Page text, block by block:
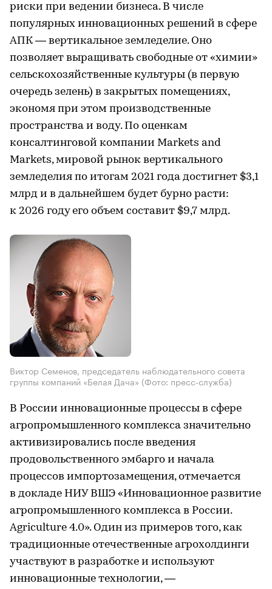
риски при ведении бизнеса. В числе
популярных инновационных решений в сфере
АПК — вертикальное земледелие. Оно
позволяет выращивать свободные от «химии»
сельскохозяйственные культуры (в первую
очередь зелень) в закрытых помещениях,
экономя при этом производственные
пространства и воду. По оценкам
консалтинговой компании Markets and
Markets, мировой рынок вертикального
земледелия по итогам 2021 года достигнет $3,1
млрд и в дальнейшем будет бурно расти:
к 2026 году его объем составит $9,7 млрд.
Виктор Семенов, председатель наблюдательного совета
группы компаний «Белая Дача» (Фото: пресс-служба)
В России инновационные процессы в сфере
агропромышленного комплекса значительно
активизировались после введения
продовольственного эмбарго и начала
процессов импортозамещения, отмечается
в докладе НИУ ВШЭ «Инновационное развитие
агропромышленного комплекса в России.
Agriculture 4.0». Один из примеров того, как
традиционные отечественные агрохолдинги
участвуют в разработке и используют
инновационные технологии, —